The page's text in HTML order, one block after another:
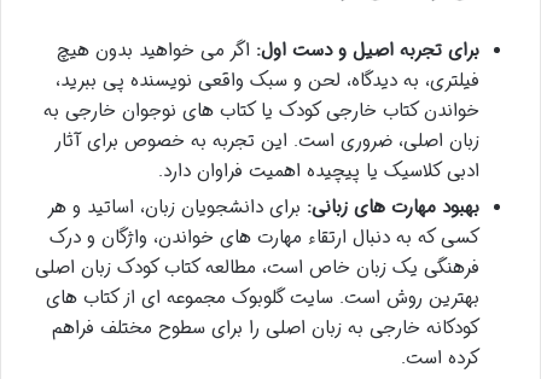
برای تجربه اصیل و دست اول: اگر می خواهید بدون هیچ
فیلتری، به دیدگاه، لحن و سبک واقعی نویسنده پی ببرید،
خواندن کتاب خارجی کودک یا کتاب های نوجوان خارجی به
زبان اصلی، ضروری است. این تجربه به خصوص برای آثار
ادبی کلاسیک یا پیچیده اهمیت فراوان دارد.
بهبود مهارت های زبانی: برای دانشجویان زبان، اساتید و هر
کسی که به دنبال ارتقاء مهارت های خواندن، واژگان و درک
فرهنگی یک زبان خاص است، مطالعه کتاب کودک زبان اصلی
بهترین روش است. سایت گلوبوک مجموعه ای از کتاب های
کودکانه خارجی به زبان اصلی را برای سطوح مختلف فراهم
کرده است.